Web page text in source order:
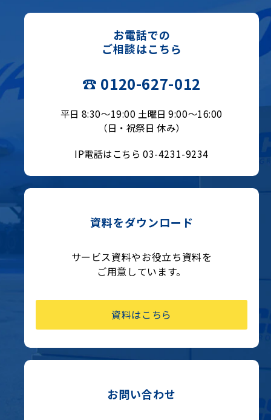
お電話での
ご相談はこちら
☎ 0120-627-012
平日 8:30〜19:00 土曜日 9:00〜16:00
（日・祝祭日 休み）
IP電話はこちら 03-4231-9234
資料をダウンロード
サービス資料やお役立ち資料を
ご用意しています。
資料はこちら
お問い合わせ